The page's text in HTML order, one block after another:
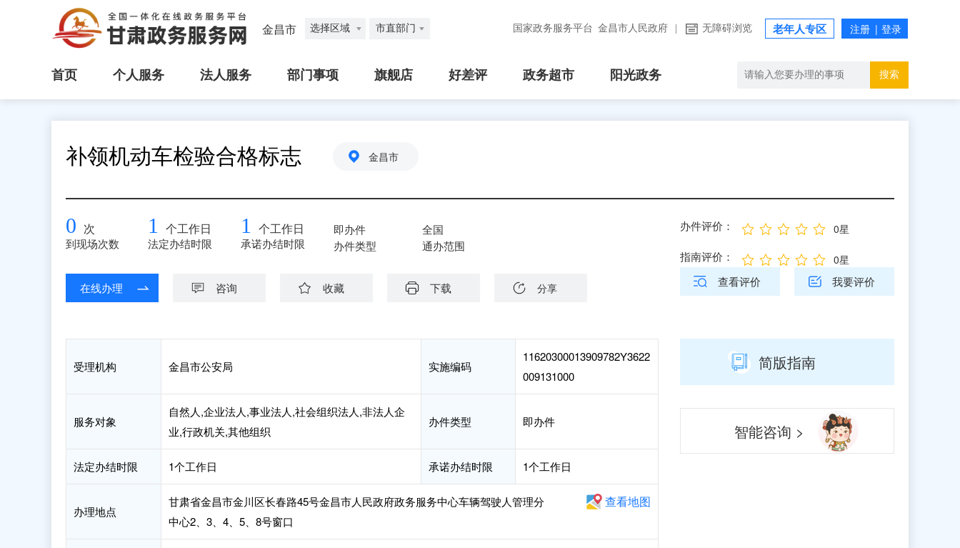
金昌市 选择区域 市直部门 国家政务服务平台 金昌市人民政府 无障碍浏览 老年人专区
首页 个人服务 法人服务 部门事项 旗舰店 好差评 政务超市 阳光政务 搜索
补领机动车检验合格标志 金昌市
0 次
到现场次数
1 个工作日
法定办结时限
1 个工作日
承诺办结时限
即办件
办件类型
全国
通办范围
在线办理 咨询 收藏 下载 分享
办件评价： 0星
指南评价： 0星
查看评价 我要评价
受理机构 金昌市公安局 实施编码
11620300013909782Y3622
009131000
服务对象
自然人,企业法人,事业法人,社会组织法人,非法人企
业,行政机关,其他组织
办件类型 即办件
法定办结时限 1个工作日 承诺办结时限 1个工作日
办理地点
甘肃省金昌市金川区长春路45号金昌市人民政府政务服务中心车辆驾驶人管理分
中心2、3、4、5、8号窗口
查看地图
简版指南
智能咨询 >